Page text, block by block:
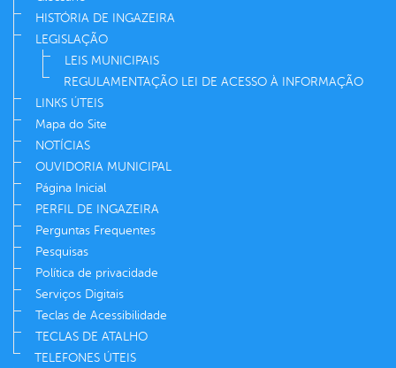
HISTÓRIA DE INGAZEIRA
LEGISLAÇÃO
LEIS MUNICIPAIS
REGULAMENTAÇÃO LEI DE ACESSO À INFORMAÇÃO
LINKS ÚTEIS
Mapa do Site
NOTÍCIAS
OUVIDORIA MUNICIPAL
Página Inicial
PERFIL DE INGAZEIRA
Perguntas Frequentes
Pesquisas
Política de privacidade
Serviços Digitais
Teclas de Acessibilidade
TECLAS DE ATALHO
TELEFONES ÚTEIS